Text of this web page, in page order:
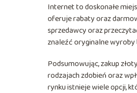
Internet to doskonałe
oferuje rabaty oraz
sprzedawcy oraz
znaleźć oryginalne wyroby
Podsumowując, zakup
rodzajach zdobień oraz
rynku istnieje wiele opcji,